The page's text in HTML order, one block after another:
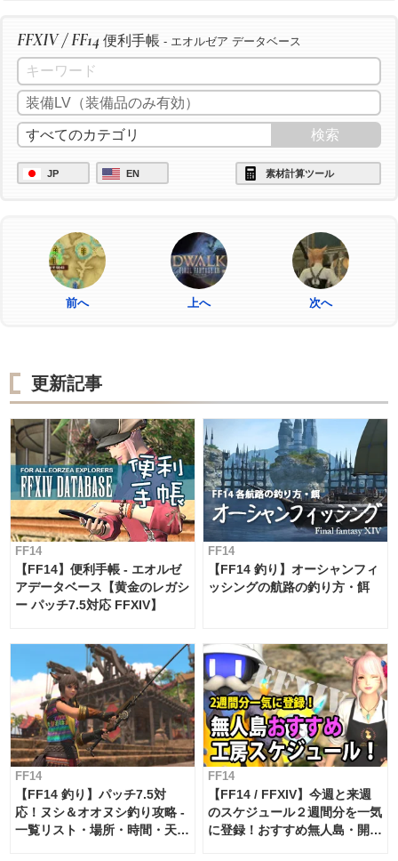
FFXIV / FF14 便利手帳 - エオルゼア データベース
JP EN 素材計算ツール
前へ 上へ 次へ
更新記事
FF14
【FF14】便利手帳 - エオルゼ
アデータベース【黄金のレガシ
ー パッチ7.5対応 FFXIV】
FF14
【FF14 釣り】オーシャンフィ
ッシングの航路の釣り方・餌
FF14
【FF14 釣り】パッチ7.5対
応！ヌシ＆オオヌシ釣り攻略 -
一覧リスト・場所・時間・天
FF14
【FF14 / FFXIV】今週と来週
のスケジュール２週間分を一気
に登録！おすすめ無人島・開拓